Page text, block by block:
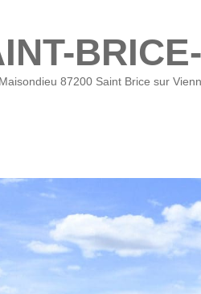
87200 Saint Brice sur